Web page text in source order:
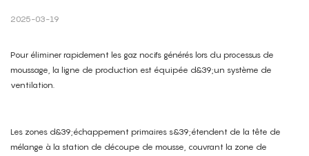
2025-03-19
Pour éliminer rapidement les gaz nocifs générés lors du processus de
moussage, la ligne de production est équipée d&39;un système de
ventilation.
Les zones d&39;échappement primaires s&39;étendent de la tête de
mélange à la station de découpe de mousse, couvrant la zone de